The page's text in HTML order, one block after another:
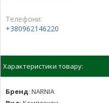
Телефони:
+380962146220
Характеристики товару:
Бренд: NARNIA